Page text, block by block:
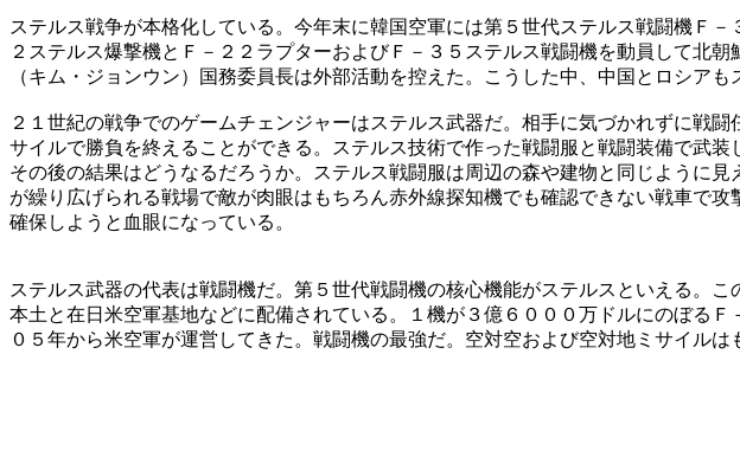
ステルス戦争が本格化している。今年末に韓国空軍には第５世代ステルス戦闘機Ｆ
２ステルス爆撃機とＦ－２２ラプターおよびＦ－３５ステルス戦闘機を動員して北
（キム・ジョンウン）国務委員長は外部活動を控えた。こうした中、中国とロシア
２１世紀の戦争でのゲームチェンジャーはステルス武器だ。相手に気づかれずに戦
サイルで勝負を終えることができる。ステルス技術で作った戦闘服と戦闘装備で武
その後の結果はどうなるだろうか。ステルス戦闘服は周辺の森や建物と同じように
が繰り広げられる戦場で敵が肉眼はもちろん赤外線探知機でも確認できない戦車で
確保しようと血眼になっている。
ステルス武器の代表は戦闘機だ。第５世代戦闘機の核心機能がステルスといえる。
本土と在日米空軍基地などに配備されている。１機が３億６０００万ドルにのぼる
０５年から米空軍が運営してきた。戦闘機の最強だ。空対空および空対地ミサイル